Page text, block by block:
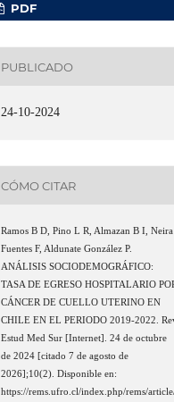
PDF
PUBLICADO
24-10-2024
CÓMO CITAR
Ramos B D, Pino L R, Almazan B I, Neira
Fuentes F, Aldunate González P.
ANÁLISIS SOCIODEMOGRÁFICO:
TASA DE EGRESO HOSPITALARIO
CÁNCER DE CUELLO UTERINO EN
CHILE EN EL PERIODO 2019-2022.
Estud Med Sur [Internet]. 24 de octubre
de 2024 [citado 7 de agosto de
2026];10(2). Disponible en:
https://rems.ufro.cl/index.php/rems/